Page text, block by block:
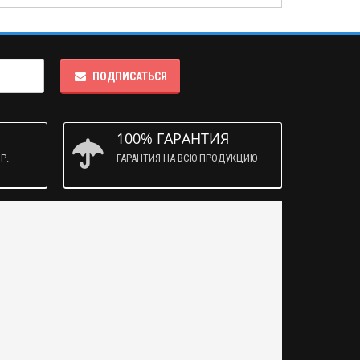
ПОДПИСАТЬСЯ
100% ГАРАНТИЯ
ГАРАНТИЯ НА ВСЮ ПРОДУКЦИЮ